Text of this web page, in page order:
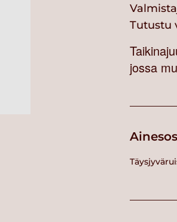
Tutustu
jossa